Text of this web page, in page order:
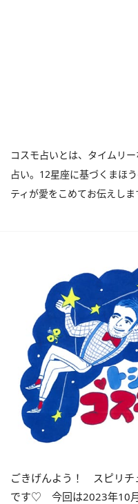
コスモ占いとは、タイムリ
占い。12星座に基づくまほ
ティが愛をこめてお伝えしま
ごきげんよう！ スピリチ
です♡ 今回は2023年10